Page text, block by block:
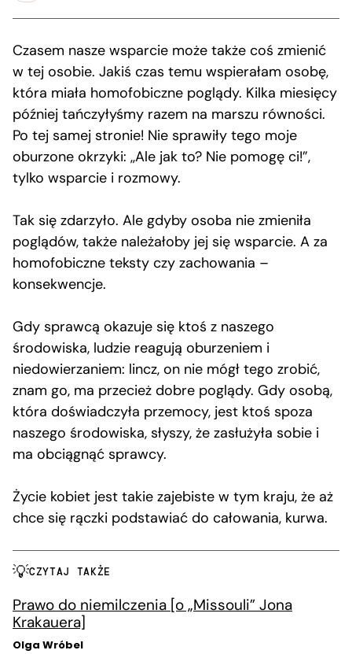
Czasem nasze wsparcie może także coś zmienić
w tej osobie. Jakiś czas temu wspierałam osobę,
która miała homofobiczne poglądy. Kilka miesięcy
później tańczyłyśmy razem na marszu równości.
Po tej samej stronie! Nie sprawiły tego moje
oburzone okrzyki: ,,Ale jak to? Nie pomogę ci!”,
tylko wsparcie i rozmowy.
Tak się zdarzyło. Ale gdyby osoba nie zmieniła
poglądów, także należałoby jej się wsparcie. A za
homofobiczne teksty czy zachowania –
konsekwencje.
Gdy sprawcą okazuje się ktoś z naszego
środowiska, ludzie reagują oburzeniem i
niedowierzaniem: lincz, on nie mógł tego zrobić,
znam go, ma przecież dobre poglądy. Gdy osobą,
która doświadczyła przemocy, jest ktoś spoza
naszego środowiska, słyszy, że zasłużyła sobie i
ma obciągnąć sprawcy.
Życie kobiet jest takie zajebiste w tym kraju, że aż
chce się rączki podstawiać do całowania, kurwa.
CZYTAJ TAKŻE
Prawo do niemilczenia [o „Missouli” Jona
Krakauera]
Olga Wróbel